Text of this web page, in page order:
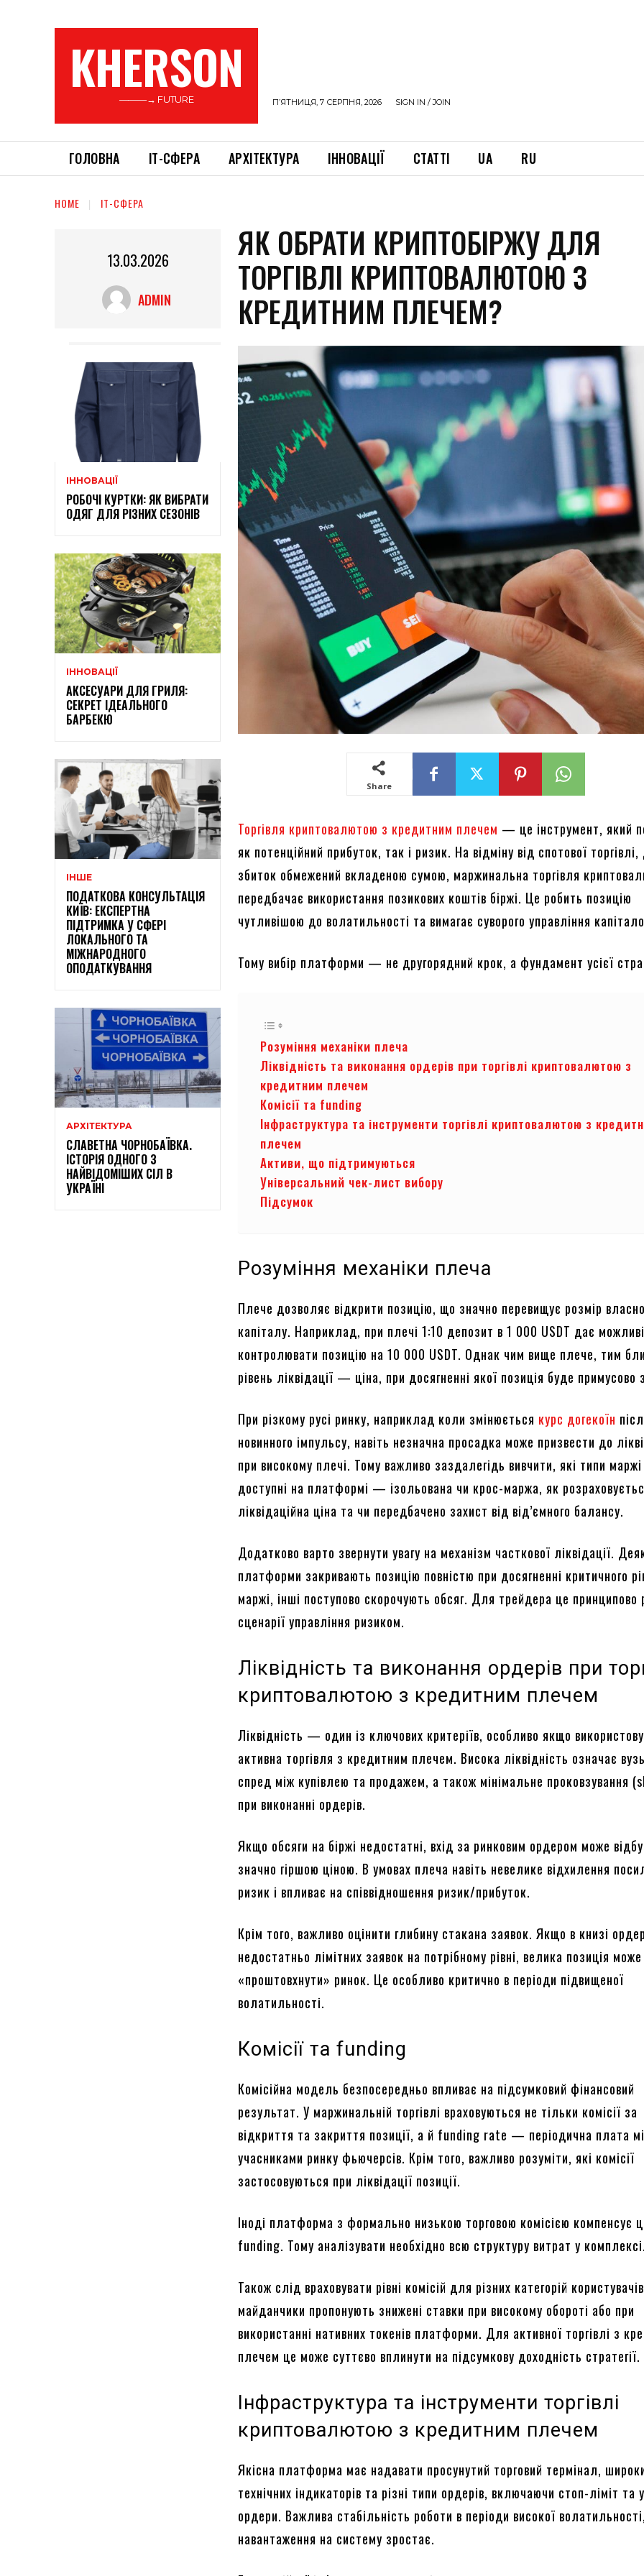
KHERSON
———→ FUTURE П’ЯТНИЦЯ, 7 СЕРПНЯ, 2026 SIGN IN / JOIN
ГОЛОВНА ІТ-СФЕРА АРХІТЕКТУРА ІННОВАЦІЇ СТАТТІ UA RU
HOME ІТ-СФЕРА
13.03.2026
ADMIN
ІННОВАЦІЇ
РОБОЧІ КУРТКИ: ЯК ВИБРАТИ
ОДЯГ ДЛЯ РІЗНИХ СЕЗОНІВ
ІННОВАЦІЇ
АКСЕСУАРИ ДЛЯ ГРИЛЯ:
СЕКРЕТ ІДЕАЛЬНОГО
БАРБЕКЮ
ІНШЕ
ПОДАТКОВА КОНСУЛЬТАЦІЯ
КИЇВ: ЕКСПЕРТНА
ПІДТРИМКА У СФЕРІ
ЛОКАЛЬНОГО ТА
МІЖНАРОДНОГО
ОПОДАТКУВАННЯ
АРХІТЕКТУРА
СЛАВЕТНА ЧОРНОБАЇВКА.
ІСТОРІЯ ОДНОГО З
НАЙВІДОМІШИХ СІЛ В
УКРАЇНІ
ЯК ОБРАТИ КРИПТОБІРЖУ ДЛЯ
ТОРГІВЛІ КРИПТОВАЛЮТОЮ З
КРЕДИТНИМ ПЛЕЧЕМ?
Share
Торгівля криптовалютою з кредитним плечем — це інструмент, який
як потенційний прибуток, так і ризик. На відміну від спотової
збиток обмежений вкладеною сумою, маржинальна торгівля
передбачає використання позикових коштів біржі. Це робить позицію
чутливішою до волатильності та вимагає суворого управління
Тому вибір платформи — не другорядний крок, а фундамент усієї
Розуміння механіки плеча
Ліквідність та виконання ордерів при торгівлі криптовалютою з
кредитним плечем
Комісії та funding
Інфраструктура та інструменти торгівлі криптовалютою з
плечем
Активи, що підтримуються
Універсальний чек-лист вибору
Підсумок
Розуміння механіки плеча
Плече дозволяє відкрити позицію, що значно перевищує розмір
капіталу. Наприклад, при плечі 1:10 депозит в 1 000 USDT дає
контролювати позицію на 10 000 USDT. Однак чим вище плече, тим
рівень ліквідації — ціна, при досягненні якої позиція буде примусово
При різкому русі ринку, наприклад коли змінюється курс догекоїн
новинного імпульсу, навіть незначна просадка може призвести до
при високому плечі. Тому важливо заздалегідь вивчити, які типи маржі
доступні на платформі — ізольована чи крос-маржа, як
ліквідаційна ціна та чи передбачено захист від від’ємного балансу.
Додатково варто звернути увагу на механізм часткової ліквідації.
платформи закривають позицію повністю при досягненні критичного
маржі, інші поступово скорочують обсяг. Для трейдера це принципово
сценарії управління ризиком.
Ліквідність та виконання ордерів при
криптовалютою з кредитним плечем
Ліквідність — один із ключових критеріїв, особливо якщо
активна торгівля з кредитним плечем. Висока ліквідність означає
спред між купівлею та продажем, а також мінімальне проковзування
при виконанні ордерів.
Якщо обсяги на біржі недостатні, вхід за ринковим ордером може
значно гіршою ціною. В умовах плеча навіть невелике відхилення
ризик і впливає на співвідношення ризик/прибуток.
Крім того, важливо оцінити глибину стакана заявок. Якщо в книзі
недостатньо лімітних заявок на потрібному рівні, велика позиція може
«проштовхнути» ринок. Це особливо критично в періоди підвищеної
волатильності.
Комісії та funding
Комісійна модель безпосередньо впливає на підсумковий фінансовий
результат. У маржинальній торгівлі враховуються не тільки комісії за
відкриття та закриття позиції, а й funding rate — періодична плата
учасниками ринку фьючерсів. Крім того, важливо розуміти, які комісії
застосовуються при ліквідації позиції.
Іноді платформа з формально низькою торговою комісією компенсує
funding. Тому аналізувати необхідно всю структуру витрат у
Також слід враховувати рівні комісій для різних категорій
майданчики пропонують знижені ставки при високому обороті або при
використанні нативних токенів платформи. Для активної торгівлі з
плечем це може суттєво вплинути на підсумкову доходність стратегії.
Інфраструктура та інструменти торгівлі
криптовалютою з кредитним плечем
Якісна платформа має надавати просунутий торговий термінал,
технічних індикаторів та різні типи ордерів, включаючи стоп-ліміт та
ордери. Важлива стабільність роботи в періоди високої
навантаження на систему зростає.